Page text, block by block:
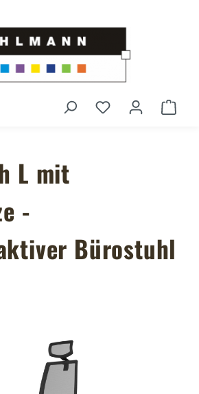
Du hast 0
L mit
-
Bürostuhl